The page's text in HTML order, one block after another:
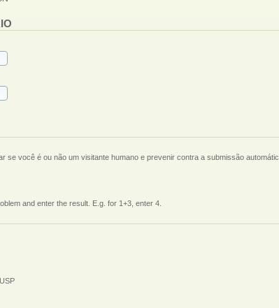
se você é ou não um visitante humano e prevenir contra a submissão
and enter the result. E.g. for 1+3, enter 4.